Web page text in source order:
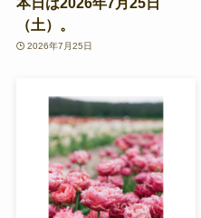
（土）。
2026年7月25日